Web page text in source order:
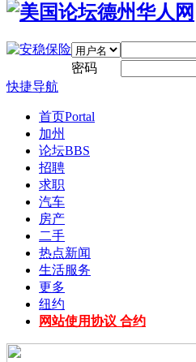
密码
快捷导航
首页Portal
加州
论坛BBS
招聘
求职
汽车
房产
二手
热点新闻
生活服务
更多
纽约
网站使用协议 合约